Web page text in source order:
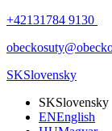
+42131784 9130
SKSlovensky
SKSlovensky
ENEnglish